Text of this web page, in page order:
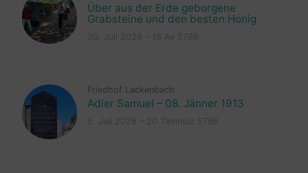
Über aus der Erde geborgene
Grabsteine und den besten Honig
Friedhof Lackenbach
Adler Samuel – 08. Jänner 1913